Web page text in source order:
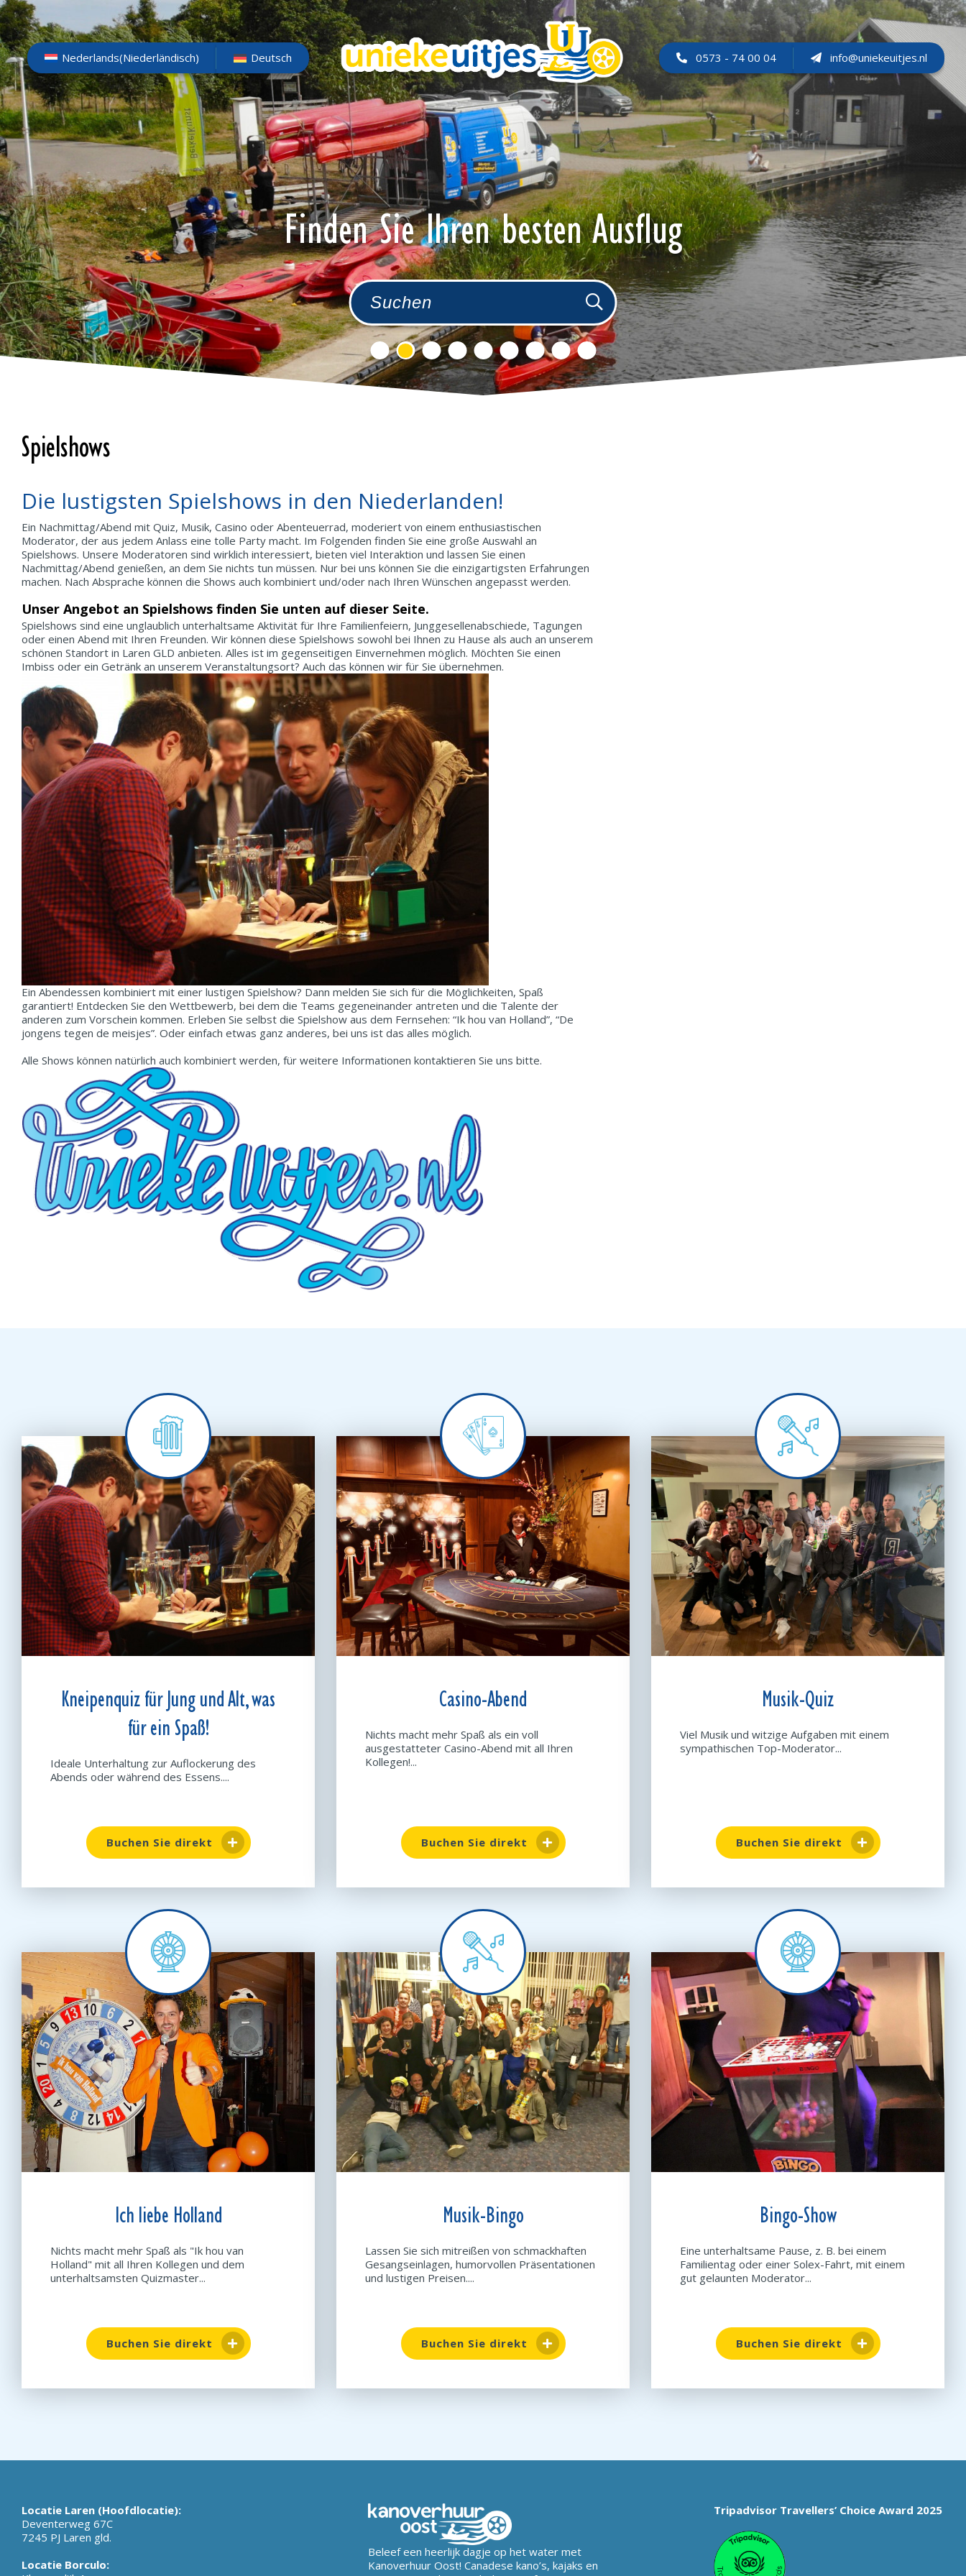
Nederlands(Niederländisch) Deutsch 0573 - 74 00 04 info@uniekeuitjes.nl
Finden Sie Ihren besten Ausflug
Spielshows
Die lustigsten Spielshows in den Niederlanden!
Ein Nachmittag/Abend mit Quiz, Musik, Casino oder Abenteuerrad, moderiert von einem enthusiastischen
Moderator, der aus jedem Anlass eine tolle Party macht. Im Folgenden finden Sie eine große Auswahl an
Spielshows. Unsere Moderatoren sind wirklich interessiert, bieten viel Interaktion und lassen Sie einen
Nachmittag/Abend genießen, an dem Sie nichts tun müssen. Nur bei uns können Sie die einzigartigsten Erfahrungen
machen. Nach Absprache können die Shows auch kombiniert und/oder nach Ihren Wünschen angepasst werden.
Unser Angebot an Spielshows finden Sie unten auf dieser Seite.
Spielshows sind eine unglaublich unterhaltsame Aktivität für Ihre Familienfeiern, Junggesellenabschiede, Tagungen
oder einen Abend mit Ihren Freunden. Wir können diese Spielshows sowohl bei Ihnen zu Hause als auch an unserem
schönen Standort in Laren GLD anbieten. Alles ist im gegenseitigen Einvernehmen möglich. Möchten Sie einen
Imbiss oder ein Getränk an unserem Veranstaltungsort? Auch das können wir für Sie übernehmen.
Ein Abendessen kombiniert mit einer lustigen Spielshow? Dann melden Sie sich für die Möglichkeiten, Spaß
garantiert! Entdecken Sie den Wettbewerb, bei dem die Teams gegeneinander antreten und die Talente der
anderen zum Vorschein kommen. Erleben Sie selbst die Spielshow aus dem Fernsehen: “Ik hou van Holland”, “De
jongens tegen de meisjes”. Oder einfach etwas ganz anderes, bei uns ist das alles möglich.
Alle Shows können natürlich auch kombiniert werden, für weitere Informationen kontaktieren Sie uns bitte.
Kneipenquiz für Jung und Alt, was
für ein Spaß!
Ideale Unterhaltung zur Auflockerung des
Abends oder während des Essens....
Buchen Sie direkt
Casino-Abend
Nichts macht mehr Spaß als ein voll
ausgestatteter Casino-Abend mit all Ihren
Kollegen!...
Buchen Sie direkt
Musik-Quiz
Viel Musik und witzige Aufgaben mit einem
sympathischen Top-Moderator...
Buchen Sie direkt
Ich liebe Holland
Nichts macht mehr Spaß als "Ik hou van
Holland" mit all Ihren Kollegen und dem
unterhaltsamsten Quizmaster...
Buchen Sie direkt
Musik-Bingo
Lassen Sie sich mitreißen von schmackhaften
Gesangseinlagen, humorvollen Präsentationen
und lustigen Preisen....
Buchen Sie direkt
Bingo-Show
Eine unterhaltsame Pause, z. B. bei einem
Familientag oder einer Solex-Fahrt, mit einem
gut gelaunten Moderator...
Buchen Sie direkt
Locatie Laren (Hoofdlocatie):
Deventerweg 67C
7245 PJ Laren gld.
Locatie Borculo:
Beleef een heerlijk dagje op het water met
Kanoverhuur Oost! Canadese kano’s, kajaks en
Tripadvisor Travellers’ Choice Award 2025